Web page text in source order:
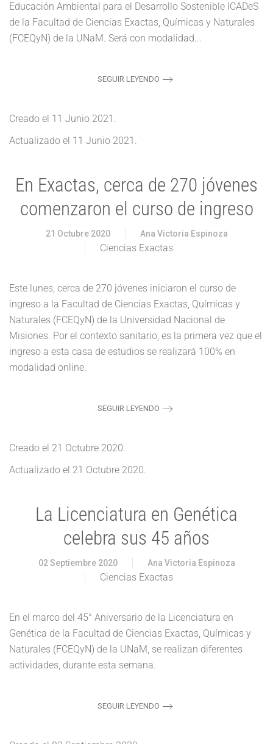
Educación Ambiental para el Desarrollo Sostenible ICADeS
de la Facultad de Ciencias Exactas, Químicas y Naturales
(FCEQyN) de la UNaM. Será con modalidad...
SEGUIR LEYENDO
Creado el 11 Junio 2021 .
Actualizado el 11 Junio 2021 .
En Exactas, cerca de 270 jóvenes
comenzaron el curso de ingreso
21 Octubre 2020 Ana Victoria Espinoza
Ciencias Exactas
Este lunes, cerca de 270 jóvenes iniciaron el curso de
ingreso a la Facultad de Ciencias Exactas, Químicas y
Naturales (FCEQyN) de la Universidad Nacional de
Misiones. Por el contexto sanitario, es la primera vez que el
ingreso a esta casa de estudios se realizará 100% en
modalidad online.
SEGUIR LEYENDO
Creado el 21 Octubre 2020.
Actualizado el 21 Octubre 2020.
La Licenciatura en Genética
celebra sus 45 años
02 Septiembre 2020 Ana Victoria Espinoza
Ciencias Exactas
En el marco del 45° Aniversario de la Licenciatura en
Genética de la Facultad de Ciencias Exactas, Químicas y
Naturales (FCEQyN) de la UNaM, se realizan diferentes
actividades, durante esta semana.
SEGUIR LEYENDO